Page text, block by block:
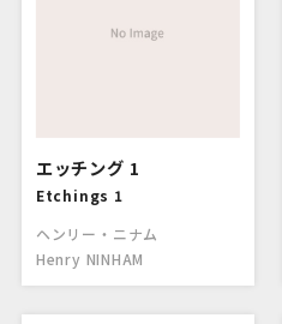
エッチング 1
Etchings 1
ヘンリー・ニナム
Henry NINHAM